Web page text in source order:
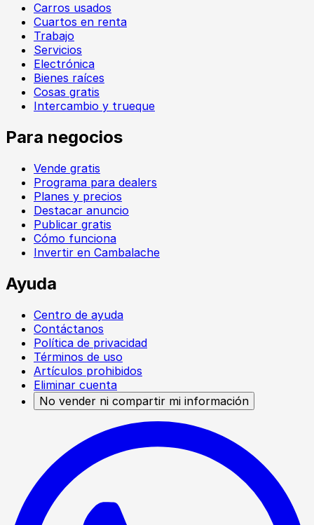
Carros usados
Cuartos en renta
Trabajo
Servicios
Electrónica
Bienes raíces
Cosas gratis
Intercambio y trueque
Para negocios
Vende gratis
Programa para dealers
Planes y precios
Destacar anuncio
Publicar gratis
Cómo funciona
Invertir en Cambalache
Ayuda
Centro de ayuda
Contáctanos
Política de privacidad
Términos de uso
Artículos prohibidos
Eliminar cuenta
No vender ni compartir mi información